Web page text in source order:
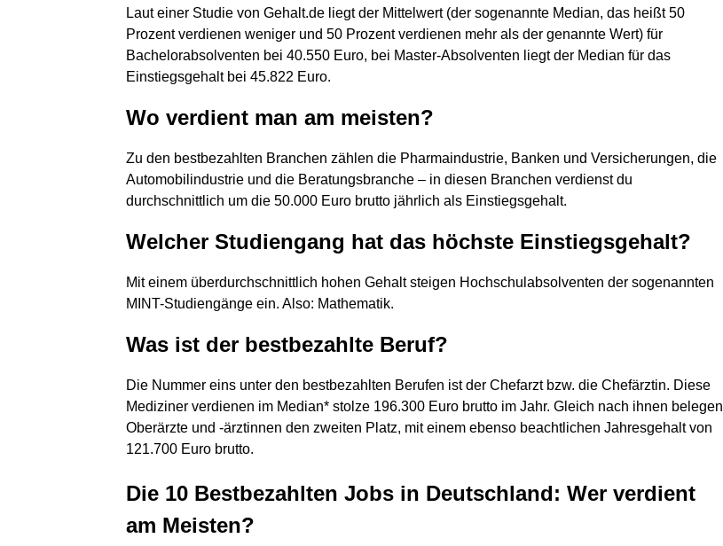
Laut einer Studie von Gehalt.de liegt der Mittelwert (der sogenannte Median, das heißt 50
Prozent verdienen weniger und 50 Prozent verdienen mehr als der genannte Wert) für
Bachelorabsolventen bei 40.550 Euro, bei Master-Absolventen liegt der Median für das
Einstiegsgehalt bei 45.822 Euro.
Wo verdient man am meisten?
Zu den bestbezahlten Branchen zählen die Pharmaindustrie, Banken und Versicherungen, die
Automobilindustrie und die Beratungsbranche – in diesen Branchen verdienst du
durchschnittlich um die 50.000 Euro brutto jährlich als Einstiegsgehalt.
Welcher Studiengang hat das höchste Einstiegsgehalt?
Mit einem überdurchschnittlich hohen Gehalt steigen Hochschulabsolventen der sogenannten
MINT-Studiengänge ein. Also: Mathematik.
Was ist der bestbezahlte Beruf?
Die Nummer eins unter den bestbezahlten Berufen ist der Chefarzt bzw. die Chefärztin. Diese
Mediziner verdienen im Median* stolze 196.300 Euro brutto im Jahr. Gleich nach ihnen belegen
Oberärzte und -ärztinnen den zweiten Platz, mit einem ebenso beachtlichen Jahresgehalt von
121.700 Euro brutto.
Die 10 Bestbezahlten Jobs in Deutschland: Wer verdient
am Meisten?